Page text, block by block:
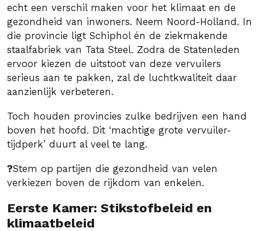
echt een verschil maken voor het klimaat en de
gezondheid van inwoners. Neem Noord-Holland. In
die provincie ligt Schiphol én de ziekmakende
staalfabriek van Tata Steel. Zodra de Statenleden
ervoor kiezen de uitstoot van deze vervuilers
serieus aan te pakken, zal de luchtkwaliteit daar
aanzienlijk verbeteren.
Toch houden provincies zulke bedrijven een hand
boven het hoofd. Dit ‘machtige grote vervuiler-
tijdperk’ duurt al veel te lang.
?Stem op partijen die gezondheid van velen
verkiezen boven de rijkdom van enkelen.
Eerste Kamer: Stikstofbeleid en
klimaatbeleid